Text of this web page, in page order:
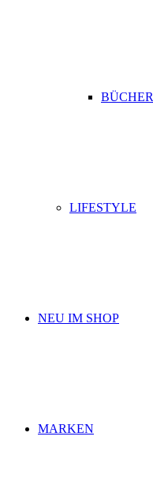
BÜCHER
LIFESTYLE
NEU IM SHOP
MARKEN